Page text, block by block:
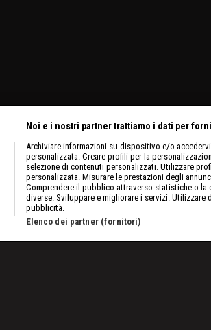
Noi e i nostri partner trattiamo i dati per
Archiviare informazioni su dispositivo e/o
personalizzata. Creare profili per la
selezione di contenuti personalizzati. Utilizzare
personalizzata. Misurare le prestazioni degli
Comprendere il pubblico attraverso statistiche o
diverse. Sviluppare e migliorare i servizi. Utilizzare
pubblicità.
Elenco dei partner (fornitori)